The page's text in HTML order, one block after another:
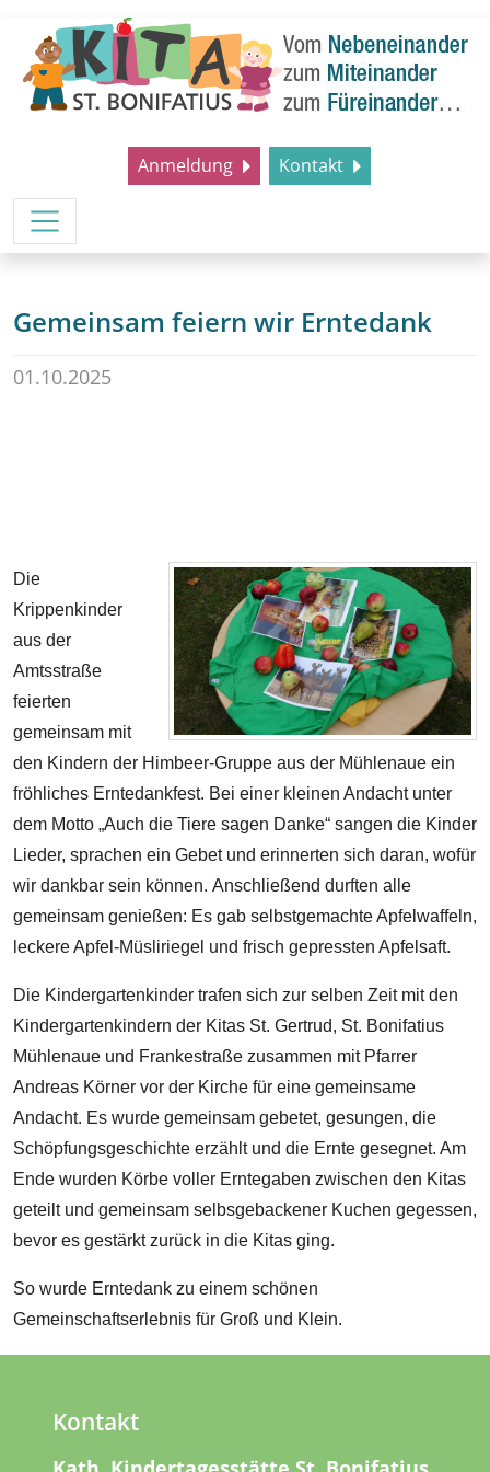
Anmeldung Kontakt
Gemeinsam feiern wir Erntedank
01.10.2025
Die
Krippenkinder
aus der
Amtsstraße
feierten
gemeinsam mit
den Kindern der Himbeer-Gruppe aus der Mühlenaue ein
fröhliches Erntedankfest. Bei einer kleinen Andacht unter
dem Motto „Auch die Tiere sagen Danke“ sangen die Kinder
Lieder, sprachen ein Gebet und erinnerten sich daran, wofür
wir dankbar sein können. Anschließend durften alle
gemeinsam genießen: Es gab selbstgemachte Apfelwaffeln,
leckere Apfel-Müsliriegel und frisch gepressten Apfelsaft.
Die Kindergartenkinder trafen sich zur selben Zeit mit den
Kindergartenkindern der Kitas St. Gertrud, St. Bonifatius
Mühlenaue und Frankestraße zusammen mit Pfarrer
Andreas Körner vor der Kirche für eine gemeinsame
Andacht. Es wurde gemeinsam gebetet, gesungen, die
Schöpfungsgeschichte erzählt und die Ernte gesegnet. Am
Ende wurden Körbe voller Erntegaben zwischen den Kitas
geteilt und gemeinsam selbsgebackener Kuchen gegessen,
bevor es gestärkt zurück in die Kitas ging.
So wurde Erntedank zu einem schönen
Gemeinschaftserlebnis für Groß und Klein.
Kontakt